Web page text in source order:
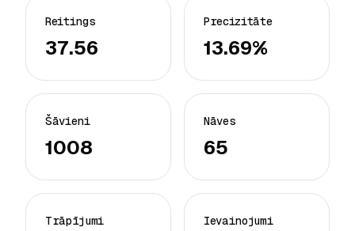
Reitings
37.56
Precizitāte
13.69%
Šāvieni
1008
Nāves
65
Trāpījumi Ievainojumi